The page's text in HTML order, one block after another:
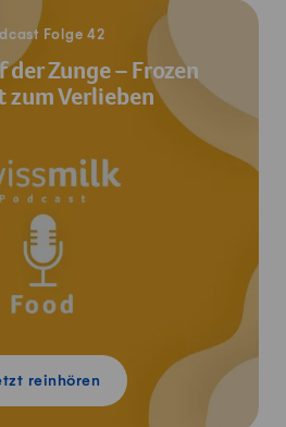
Folge 42
der Zunge – Frozen
zum Verlieben
reinhören
Jetzt reinhören